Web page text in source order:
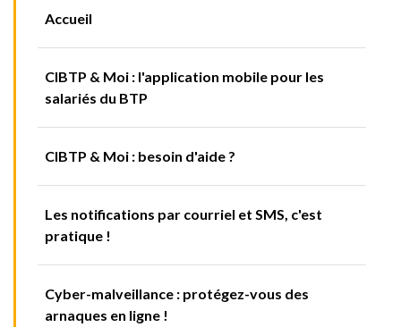
Accueil
CIBTP & Moi : l'application mobile pour les
salariés du BTP
CIBTP & Moi : besoin d'aide ?
Les notifications par courriel et SMS, c'est
pratique !
Cyber-malveillance : protégez-vous des
arnaques en ligne !